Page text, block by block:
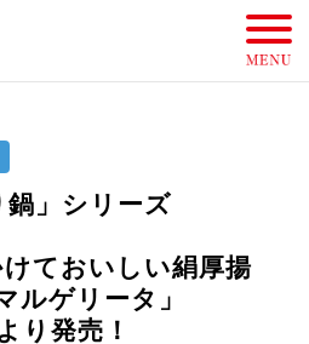
」シリーズ
けておいしい絹厚揚
ルゲリータ」
り発売！